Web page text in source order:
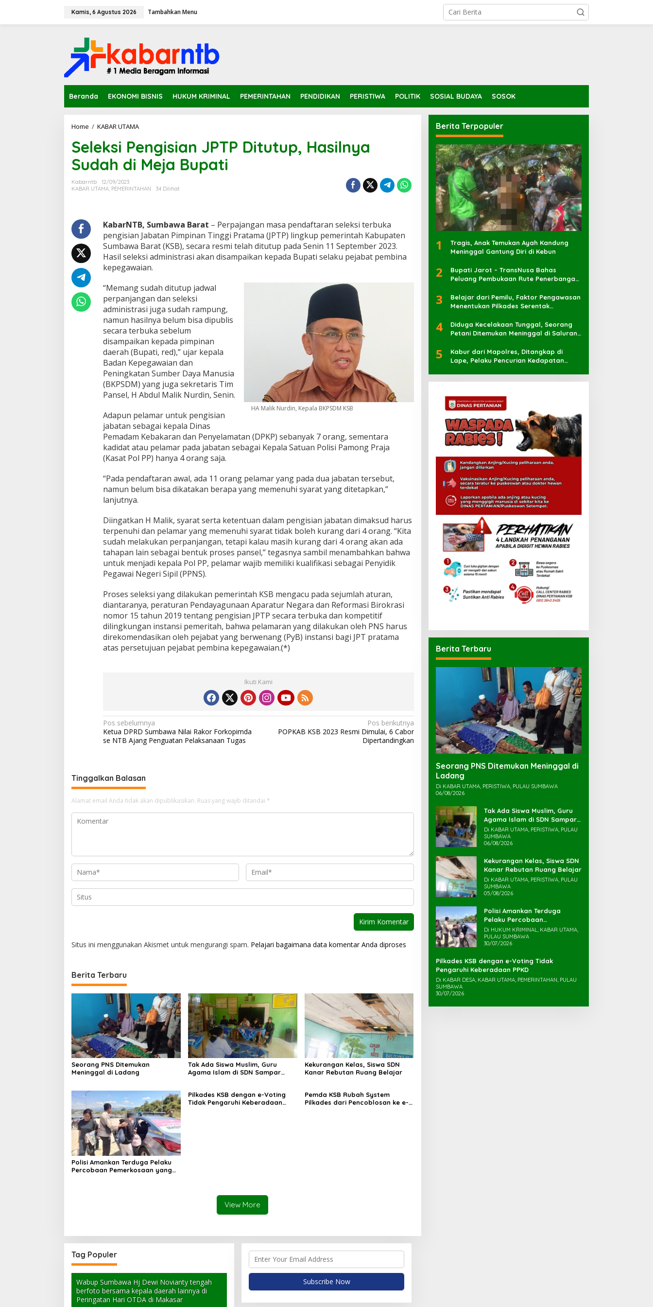
Kamis, 6 Agustus 2026 Tambahkan Menu
Beranda EKONOMI BISNIS HUKUM KRIMINAL PEMERINTAHAN PENDIDIKAN PERISTIWA POLITIK SOSIAL BUDAYA SOSOK
Home / KABAR UTAMA
l
e
k
s
P
i
s
i
a
n
J
P
D
i
t
u
t
u
p
,
H
a
s
i
n
y
a
S
u
d
h
d
i
j
a
B
u
p
a
t
Seleksi Pengisian JPTP Ditutup, Hasilnya
Sudah di Meja Bupati
Kabarntb
12/09/2023
KABAR UTAMA, PEMERINTAHAN 34 Dilihat
KabarNTB, Sumbawa Barat – Perpajangan masa pendaftaran seleksi terbuka
pengisian Jabatan Pimpinan Tinggi Pratama (JPTP) lingkup pemerintah Kabupaten
Sumbawa Barat (KSB), secara resmi telah ditutup pada Senin 11 September 2023.
Hasil seleksi administrasi akan disampaikan kepada Bupati selaku pejabat pembina
kepegawaian.
HA Malik Nurdin, Kepala BKPSDM KSB
“Memang sudah ditutup jadwal
perpanjangan dan seleksi
administrasi juga sudah rampung,
namun hasilnya belum bisa dipublis
secara terbuka sebelum
disampaikan kepada pimpinan
daerah (Bupati, red),” ujar kepala
Badan Kepegawaian dan
Peningkatan Sumber Daya Manusia
(BKPSDM) yang juga sekretaris Tim
Pansel, H Abdul Malik Nurdin, Senin.
Adapun pelamar untuk pengisian
jabatan sebagai kepala Dinas
Pemadam Kebakaran dan Penyelamatan (DPKP) sebanyak 7 orang, sementara
kadidat atau pelamar pada jabatan sebagai Kepala Satuan Polisi Pamong Praja
(Kasat Pol PP) hanya 4 orang saja.
“Pada pendaftaran awal, ada 11 orang pelamar yang pada dua jabatan tersebut,
namun belum bisa dikatakan berapa yang memenuhi syarat yang ditetapkan,”
lanjutnya.
Diingatkan H Malik, syarat serta ketentuan dalam pengisian jabatan dimaksud harus
terpenuhi dan pelamar yang memenuhi syarat tidak boleh kurang dari 4 orang. “Kita
sudah melakukan perpanjangan, tetapi kalau masih kurang dari 4 orang akan ada
tahapan lain sebagai bentuk proses pansel,” tegasnya sambil menambahkan bahwa
untuk menjadi kepala Pol PP, pelamar wajib memiliki kualifikasi sebagai Penyidik
Pegawai Negeri Sipil (PPNS).
Proses seleksi yang dilakukan pemerintah KSB mengacu pada sejumlah aturan,
diantaranya, peraturan Pendayagunaan Aparatur Negara dan Reformasi Birokrasi
nomor 15 tahun 2019 tentang pengisian JPTP secara terbuka dan kompetitif
dilingkungan instansi pemeritah, bahwa pelamaran yang dilakukan oleh PNS harus
direkomendasikan oleh pejabat yang berwenang (PyB) instansi bagi JPT pratama
atas persetujuan pejabat pembina kepegawaian.(*)
Ikuti Kami
N
a
g
a
s
i
s
Pos sebelumnya
Ketua DPRD Sumbawa Nilai Rakor Forkopimda
se NTB Ajang Penguatan Pelaksanaan Tugas
Pos berikutnya
POPKAB KSB 2023 Resmi Dimulai, 6 Cabor
Dipertandingkan
Tinggalkan Balasan
Alamat email Anda tidak akan dipublikasikan. Ruas yang wajib ditandai *
Situs ini menggunakan Akismet untuk mengurangi spam. Pelajari bagaimana data komentar Anda diproses
Berita Terbaru
Seorang PNS Ditemukan
Meninggal di Ladang
Tak Ada Siswa Muslim, Guru
Agama Islam di SDN Sampar
Kekurangan Kelas, Siswa SDN
Kanar Rebutan Ruang Belajar
Polisi Amankan Terduga Pelaku
Percobaan Pemerkosaan yang
Pilkades KSB dengan e-Voting
Tidak Pengaruhi Keberadaan
Pemda KSB Rubah System
Pilkades dari Pencoblosan ke e-
View More
Berita Terpopuler
1
Tragis, Anak Temukan Ayah Kandung
Meninggal Gantung Diri di Kebun
2
Bupati Jarot – TransNusa Bahas
Peluang Pembukaan Rute Penerbangan
Kaharuddin
3
Belajar dari Pemilu, Faktor Pengawasan
Menentukan Pilkades Serentak
4
Diduga Kecelakaan Tunggal, Seorang
Petani Ditemukan Meninggal di Saluran
5
Kabur dari Mapolres, Ditangkap di
Lape, Pelaku Pencurian Kedapatan
Berita Terbaru
Seorang PNS Ditemukan Meninggal di
Ladang
Di KABAR UTAMA, PERISTIWA, PULAU SUMBAWA
06/08/2026
Tak Ada Siswa Muslim, Guru
Agama Islam di SDN Sampar
Maras Terkatung-katung ‎
Di KABAR UTAMA, PERISTIWA, PULAU
SUMBAWA
06/08/2026
Kekurangan Kelas, Siswa SDN
Kanar Rebutan Ruang Belajar
Di KABAR UTAMA, PERISTIWA, PULAU
SUMBAWA
05/08/2026
Polisi Amankan Terduga
Pelaku Percobaan
Pemerkosaan yang Ancam
Korban dengan Parang
Di HUKUM KRIMINAL, KABAR UTAMA,
PULAU SUMBAWA
30/07/2026
Pilkades KSB dengan e-Voting Tidak
Pengaruhi Keberadaan PPKD
Di KABAR DESA, KABAR UTAMA, PEMERINTAHAN, PULAU
SUMBAWA
30/07/2026
Tag Populer
Wabup Sumbawa Hj Dewi Novianty tengah
berfoto bersama kepala daerah lainnya di
Peringatan Hari OTDA di Makasar